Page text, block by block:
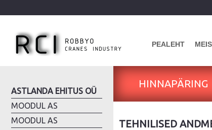
PEALEHT
ASTLANDA EHITUS OÜ
MOODUL AS
MOODUL AS
HINNAPÄRING
TEHNILISED